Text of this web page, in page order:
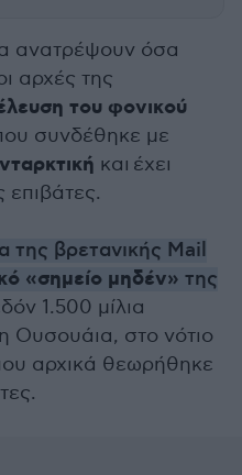
ανατρέψουν όσα
αρχές της
του φονικού
συνδέθηκε με
και έχει
επιβάτες.
της βρετανικής Mail
«σημείο μηδέν» της
1.500 μίλια
Ουσουάια, στο νότιο
αρχικά θεωρήθηκε